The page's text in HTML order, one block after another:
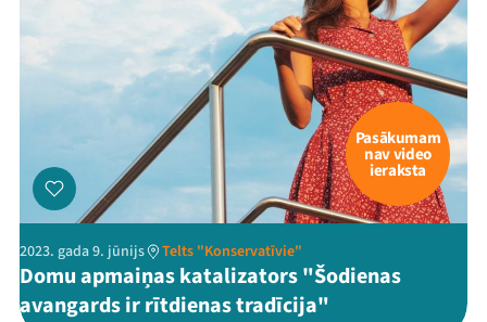
Pasākumam
nav video
ieraksta
2023. gada 9. jūnijs Telts "Konservatīvie"
Domu apmaiņas katalizators "Šodienas
avangards ir rītdienas tradīcija"